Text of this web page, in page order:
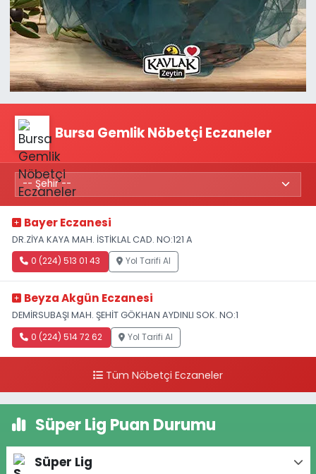
Bursa Gemlik Nöbetçi Eczaneler
Bayer Eczanesi
DR.ZİYA KAYA MAH. İSTİKLAL CAD. NO:121 A
0 (224) 513 01 43 Yol Tarifi Al
Beyza Akgün Eczanesi
DEMİRSUBAŞI MAH. ŞEHİT GÖKHAN AYDINLI SOK. NO:1
0 (224) 514 72 62 Yol Tarifi Al
Tüm Nöbetçi Eczaneler
Süper Lig Puan Durumu
Süper Lig